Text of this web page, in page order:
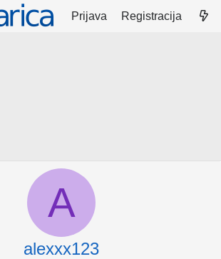
Prijava Registracija
A
alexxx123